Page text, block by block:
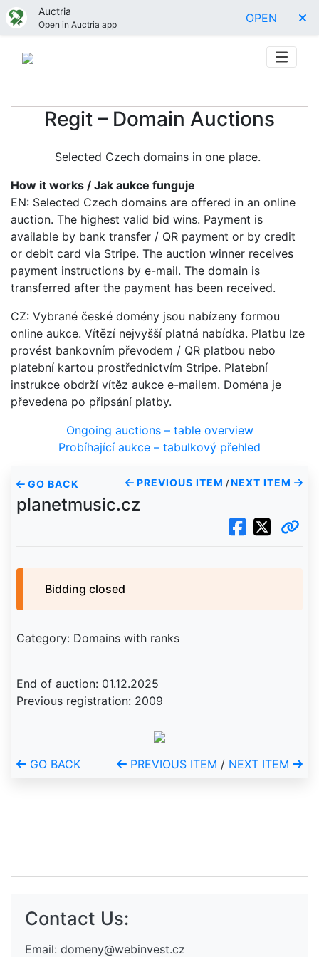
Auctria
Open in Auctria app OPEN
Regit – Domain Auctions
Selected Czech domains in one place.
How it works / Jak aukce funguje
EN: Selected Czech domains are offered in an online
auction. The highest valid bid wins. Payment is
available by bank transfer / QR payment or by credit
or debit card via Stripe. The auction winner receives
payment instructions by e-mail. The domain is
transferred after the payment has been received.
CZ: Vybrané české domény jsou nabízeny formou
online aukce. Vítězí nejvyšší platná nabídka. Platbu lze
provést bankovním převodem / QR platbou nebo
platební kartou prostřednictvím Stripe. Platební
instrukce obdrží vítěz aukce e-mailem. Doména je
převedena po připsání platby.
Ongoing auctions – table overview
Probíhající aukce – tabulkový přehled
GO BACK PREVIOUS ITEM / NEXT ITEM
planetmusic.cz
Bidding closed
Category: Domains with ranks
End of auction: 01.12.2025
Previous registration: 2009
GO BACK PREVIOUS ITEM / NEXT ITEM
Contact Us:
Email: domeny@webinvest.cz